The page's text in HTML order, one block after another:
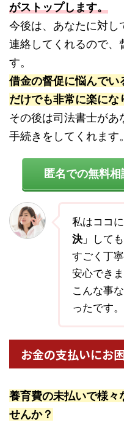
がストップします。
今後は、あなたに対し
連絡してくれるので、
す。
借金の督促に悩んでい
だけでも非常に楽にな
その後は司法書士が
手続きをしてくれます。
匿名での無料
私はココ
決」して
すごく丁
安心できま
こんな事
ったです。
お金の支払いにお
養育費の未払いで様々
せんか？